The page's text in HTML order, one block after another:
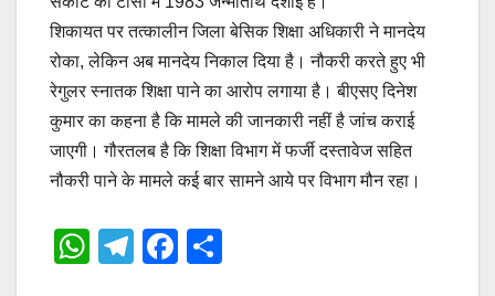
शिकायत पर तत्कालीन जिला बेसिक शिक्षा अधिकारी ने मानदेय
रोका, लेकिन अब मानदेय निकाल दिया है। नौकरी करते हुए भी
रेगुलर स्नातक शिक्षा पाने का आरोप लगाया है। बीएसए दिनेश
कुमार का कहना है कि मामले की जानकारी नहीं है जांच कराई
जाएगी। गौरतलब है कि शिक्षा विभाग में फर्जी दस्तावेज सहित
नौकरी पाने के मामले कई बार सामने आये पर विभाग मौन रहा।
W
T
F